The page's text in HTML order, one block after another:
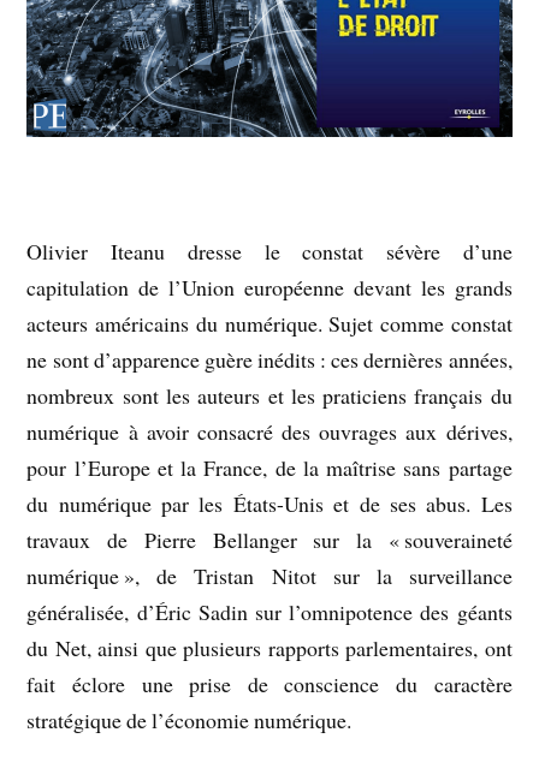
Olivier Iteanu dresse le constat sévère d’une
capitulation de l’Union européenne devant les grands
acteurs américains du numérique. Sujet comme constat
ne sont d’apparence guère inédits : ces dernières années,
nombreux sont les auteurs et les praticiens français du
numérique à avoir consacré des ouvrages aux dérives,
pour l’Europe et la France, de la maîtrise sans partage
du numérique par les États-Unis et de ses abus. Les
travaux de Pierre Bellanger sur la « souveraineté
numérique », de Tristan Nitot sur la surveillance
généralisée, d’Éric Sadin sur l’omnipotence des géants
du Net, ainsi que plusieurs rapports parlementaires, ont
fait éclore une prise de conscience du caractère
stratégique de l’économie numérique.